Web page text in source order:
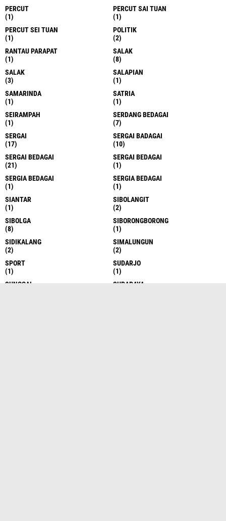
PERCUT
(1)
PERCUT SAI TUAN
(1)
PERCUT SEI TUAN
(1)
POLITIK
(2)
RANTAU PARAPAT
(1)
SALAK
(8)
SALAK
(3)
SALAPIAN
(1)
SAMARINDA
(1)
SATRIA
(1)
SEIRAMPAH
(1)
SERDANG BEDAGAI
(7)
SERGAI
(17)
SERGAI BADAGAI
(10)
SERGAI BEDAGAI
(21)
SERGAI BEDAGAI
(1)
SERGIA BEDAGAI
(1)
SERGIA BEDAGAI
(1)
SIANTAR
(1)
SIBOLANGIT
(2)
SIBOLGA
(8)
SIBORONGBORONG
(1)
SIDIKALANG
(2)
SIMALUNGUN
(2)
SPORT
(1)
SUDARJO
(1)
SUNGGAL
SURABAYA